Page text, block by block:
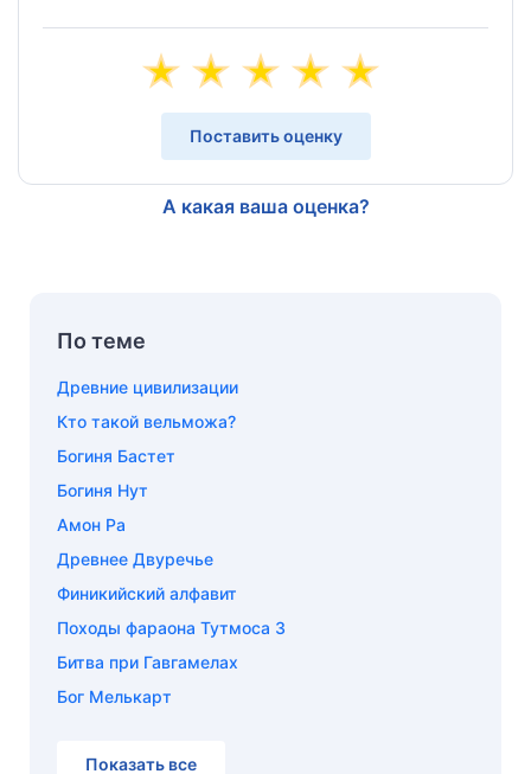
Поставить оценку
А какая ваша оценка?
По теме
Древние цивилизации
Кто такой вельможа?
Богиня Бастет
Богиня Нут
Амон Ра
Древнее Двуречье
Финикийский алфавит
Походы фараона Тутмоса 3
Битва при Гавгамелах
Бог Мелькарт
Показать все